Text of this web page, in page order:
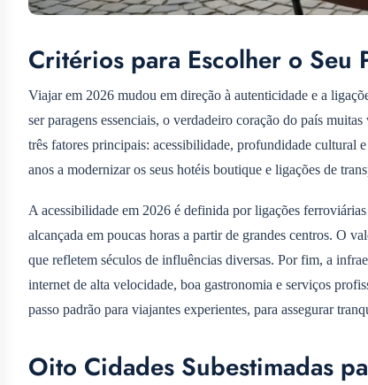
Critérios para Escolher o Seu
Viajar em 2026 mudou em direção à autenticidade e a
ser paragens essenciais, o verdadeiro coração do país
três fatores principais: acessibilidade, profundidade cultural
anos a modernizar os seus hotéis boutique e ligações de
A acessibilidade em 2026 é definida por ligações
alcançada em poucas horas a partir de grandes centros. O
que refletem séculos de influências diversas. Por fim, a
internet de alta velocidade, boa gastronomia e serviços
passo padrão para viajantes experientes, para assegurar
Oito Cidades Subestimadas